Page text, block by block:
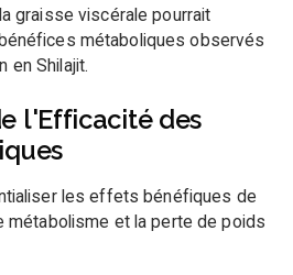
graisse viscérale pourrait
métaboliques observés
en Shilajit.
l'Efficacité des
les effets bénéfiques de
métabolisme et la perte de poids